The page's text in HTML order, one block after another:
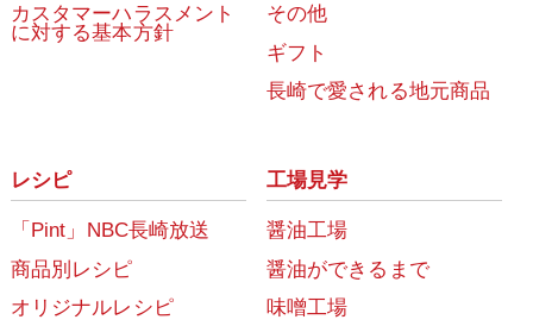
カスタマーハラスメント
に対する基本方針
その他
ギフト
長崎で愛される地元商品
レシピ
「Pint」NBC長崎放送
商品別レシピ
オリジナルレシピ
工場見学
醤油工場
醤油ができるまで
味噌工場